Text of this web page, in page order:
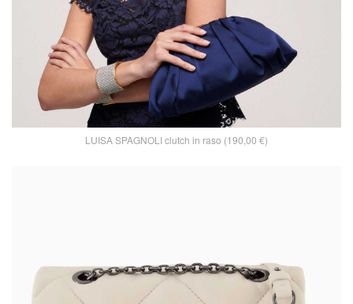
LUISA SPAGNOLI clutch in raso (190,00 €)